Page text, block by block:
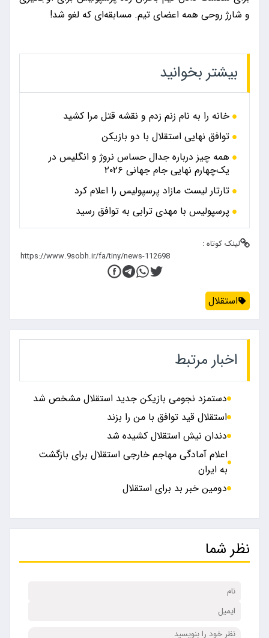
و شارژ روحی همه اعضای تیم. مسابقه‌ای که لغو شد!
بیشتر بخوانید
خانه را به نام زنم زدم و نقشه قتل مرا کشید
توافق نهایی استقلال با دو بازیکن
همه چیز درباره جدال حساس نروژ و انگلیس در
یک‌چهارم نهایی جام جهانی ۲۰۲۶
تارتار لیست مازاد پرسپولیس را اعلام کرد
پرسپولیس با مهدی ترابی به توافق رسید
لینک کوتاه :
استقلال
اخبار مرتبط
دستمزد نجومی بازیکن جدید استقلال مشخص شد
استقلال قید توافق با من را بزند
دندان نیش استقلال کشیده شد
اعلام آمادگی مهاجم خارجی استقلال برای بازگشت
به ایران
دومین خبر بد برای استقلال
نظر شما